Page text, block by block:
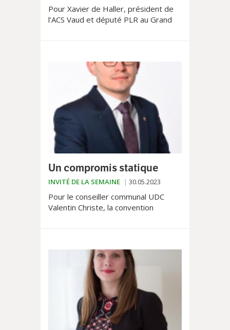
Pour Xavier de Haller, président de
l’ACS Vaud et député PLR au Grand
économiques garantira l’accessibilité
du centre-ville aux voitures.
Un compromis statique
INVITÉ DE LA SEMAINE 30.05.2023
Pour le conseiller communal UDC
Valentin Christe, la convention